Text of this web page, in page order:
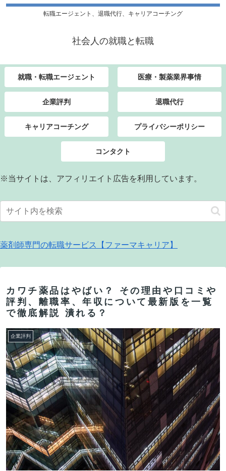
転職エージェント、退職代行、キャリアコーチング
社会人の就職と転職
就職・転職エージェント 医療・製薬業界事情
企業評判 退職代行
キャリアコーチング プライバシーポリシー
コンタクト
※当サイトは、アフィリエイト広告を利用しています。
薬剤師専門の転職サービス【ファーマキャリア】
カワチ薬品はやばい？ その理由や口コミや
評判、離職率、年収について最新版を一覧
で徹底解説 潰れる？
企業評判